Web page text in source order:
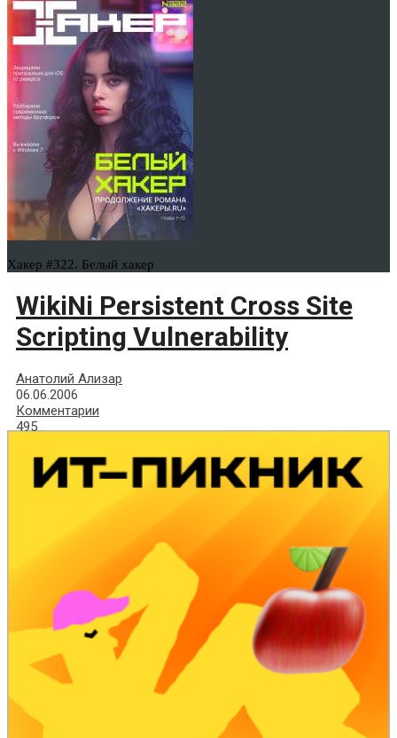
Хакер #322. Белый хакер
WikiNi Persistent Cross Site
Scripting Vulnerability
Анатолий Ализар
06.06.2006
Комментарии
495